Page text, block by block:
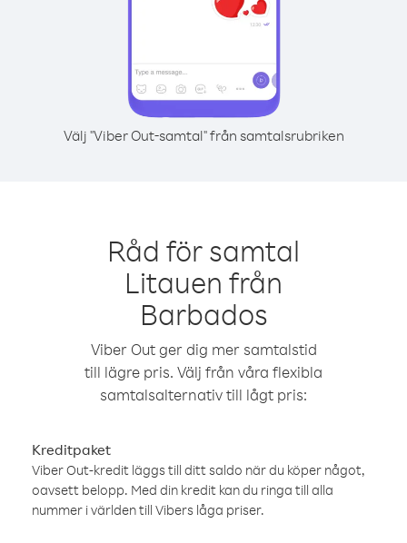
Välj "Viber Out-samtal" från samtalsrubriken
Råd för samtal
Litauen från
Barbados
Viber Out ger dig mer samtalstid
till lägre pris. Välj från våra flexibla
samtalsalternativ till lågt pris:
Kreditpaket
Viber Out-kredit läggs till ditt saldo när du köper något,
oavsett belopp. Med din kredit kan du ringa till alla
nummer i världen till Vibers låga priser.